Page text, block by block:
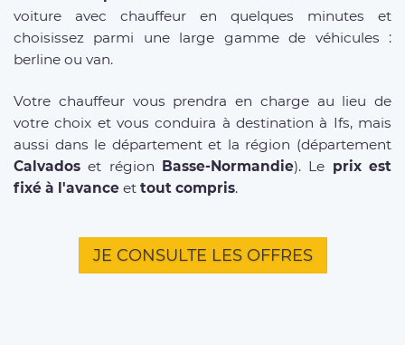
voiture avec chauffeur en quelques minutes et
choisissez parmi une large gamme de véhicules :
berline ou van.
Votre chauffeur vous prendra en charge au lieu de
votre choix et vous conduira à destination à Ifs, mais
aussi dans le département et la région (département
Calvados et région Basse-Normandie). Le prix est
fixé à l'avance et tout compris.
JE CONSULTE LES OFFRES